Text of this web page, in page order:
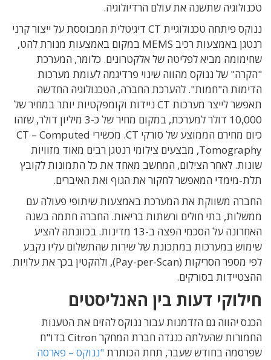
טכנולוגיה שתשנה את עולם הרדיולוגיה.
ננוקס פיתחה טכנולוגיית CT דיגיטלית המבוססת על ייצור קרני
רנטגן באמצעות רכיב MEMS במקום באמצעות מנורת להט,
שחימומה מביא לפליטה של אלקטרונים. כלומר, המערכת
"הקרה" של ננוקס מהווה שינוי פרדיגמה לעומת מערכות
הדימות ה"חמות". להערכת החברה, הטכנולוגיה החדשה
תאפשר לייצר מערכות CT ניידות וקומפקטיות יותר במחיר של
10,000 דולר למערכת, במקום מחיר של כ-3 מיליון דולר, שזהו
כיום מחירם הממוצע של סורקי CT. מכשירי CT – Computed
Tomography, מבצעים צילומי רנטגן רבים מאוד מזוויות
שונות. לאחר הצילום, המחשב מאחד את כל התמונות לקובץ
תלת-מימדי המאפשר לחקור את הגוף ואת האיברים.
החברה משווקת את המערכת באמצעות שיתופי פעולה עם
ממשלות, בתי חולים ורשתות בריאות. החברה חתמה בשנה
האחרונה על הסכמי הפצה ב-13 מדינות. בכוונתה להציע
שימוש במערכות במתכונת של שירות שהתשלום עליו נקבע
לפי מספר הסריקות (Pay-per-Scan), ולהקטין בכך את עלויות
ההצטיידות בסורקים.
חילוקי דעות בין האנליסטים
הכנס יהווה גם הזדמנות עבור ננוקס להזים את הטענות
החמורות שהעלתה כנגדה חברת המחקר Citron בדו"ח
שפרסמה בחודש שעבר, תחת הכותרת"ננוקס – פארסה